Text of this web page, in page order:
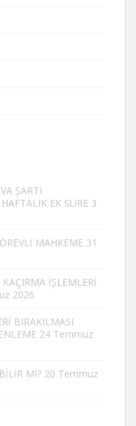
ŞARTI
EK SÜRE 3
MAHKEME 31
İŞLEMLERİ
2026
BIRAKILMASI
24 Temmuz
Mİ? 20 Temmuz